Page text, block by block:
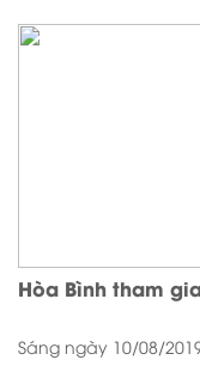
Hòa Bình tham
Sáng ngày 10/08/